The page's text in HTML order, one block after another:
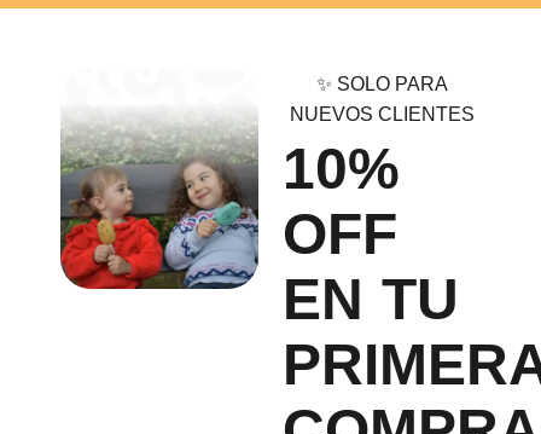
✨ SOLO PARA
NUEVOS CLIENTES
10%
OFF
EN TU